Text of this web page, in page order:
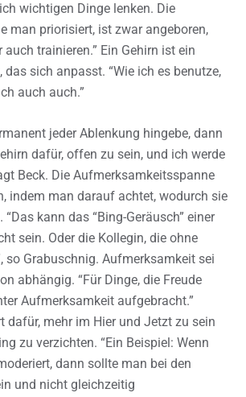
wichtigen Dinge lenken. Die
man priorisiert, ist zwar angeboren,
trainieren.” Ein Gehirn ist ein
das sich anpasst. “Wie ich es benutze,
auch auch.”
jeder Ablenkung hingebe, dann
dafür, offen zu sein, und ich werde
Beck. Die Aufmerksamkeitsspanne
indem man darauf achtet, wodurch sie
kann das “Bing-Geräusch” einer
sein. Oder die Kollegin, die ohne
so Grabuschnig. Aufmerksamkeit sei
abhängig. “Für Dinge, die Freude
Aufmerksamkeit aufgebracht.”
dafür, mehr im Hier und Jetzt zu sein
zu verzichten. “Ein Beispiel: Wenn
dann sollte man bei den
und nicht gleichzeitig